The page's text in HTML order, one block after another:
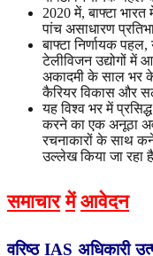
2020 में, बाफ्टा
पांच असाधारण
बाफ्टा निर्णायक
टेलीविजन उद्योगों में
अकादमी के साल भर के
कैरियर विकास और
यह विश्व भर में
करने का एक अनूठा
रचनाकारों के साथ
उल्लेख किया जा रहा
समाचार में आवेदन
वरिष्ठ IAS अधिकारी